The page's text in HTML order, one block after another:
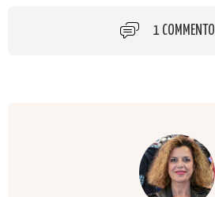
1 COMMENTO